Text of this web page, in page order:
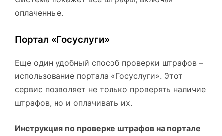
оплаченные.
Портал «Госуслуги»
Еще один удобный способ проверки штрафов –
использование портала «Госуслуги». Этот
сервис позволяет не только проверять наличие
штрафов, но и оплачивать их.
Инструкция по проверке штрафов на портале